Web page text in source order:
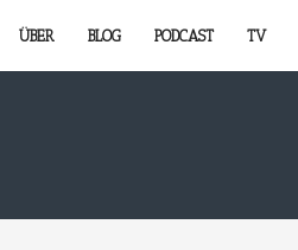
ÜBER BLOG PODCAST TV